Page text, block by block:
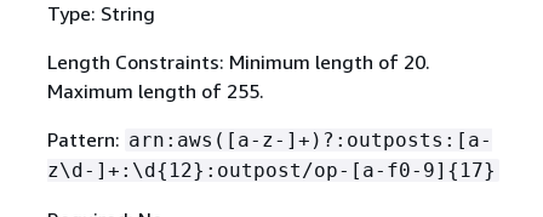
Type: String
Length Constraints: Minimum length of 20.
Maximum length of 255.
Pattern: arn:aws([a-z-]+)?:outposts:[a-
z\d-]+:\d{ 12}:outpost/op-[a-f0-9] { 17}